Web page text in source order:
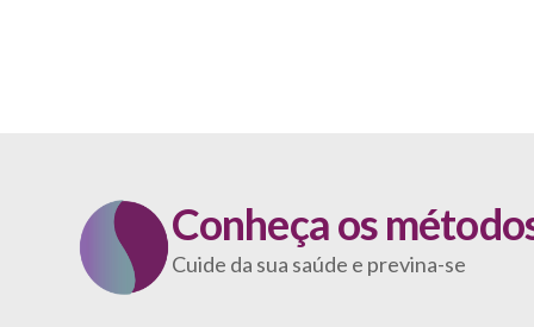
Conheça os
Cuide da sua saúde e previna-se